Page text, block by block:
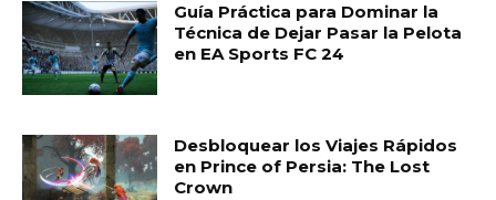
Guía Práctica para Dominar la
Técnica de Dejar Pasar la Pelota
en EA Sports FC 24
Desbloquear los Viajes Rápidos
en Prince of Persia: The Lost
Crown